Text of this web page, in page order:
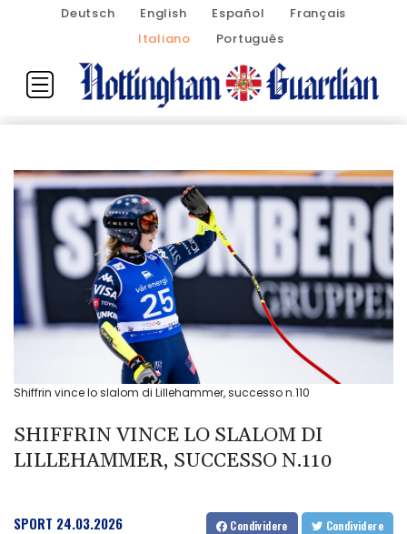
Deutsch English Español
Français
Italiano
Português
Shiffrin vince lo slalom di Lillehammer, successo n.110
SHIFFRIN VINCE LO SLALOM DI
LILLEHAMMER, SUCCESSO N.110
SPORT 24.03.2026 Condividere Condividere